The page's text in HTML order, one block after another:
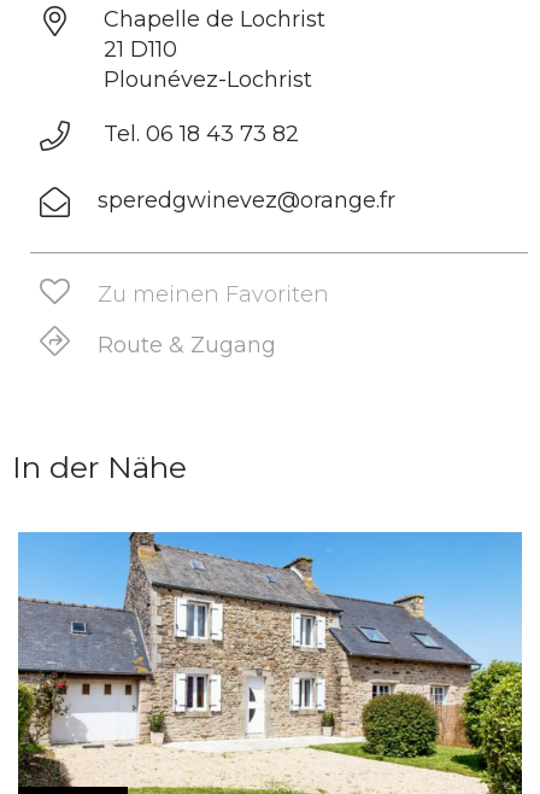
Chapelle de Lochrist
21 D110
Plounévez-Lochrist
Tel. 06 18 43 73 82
speredgwinevez@orange.fr
Zu meinen Favoriten
Route & Zugang
In der Nähe